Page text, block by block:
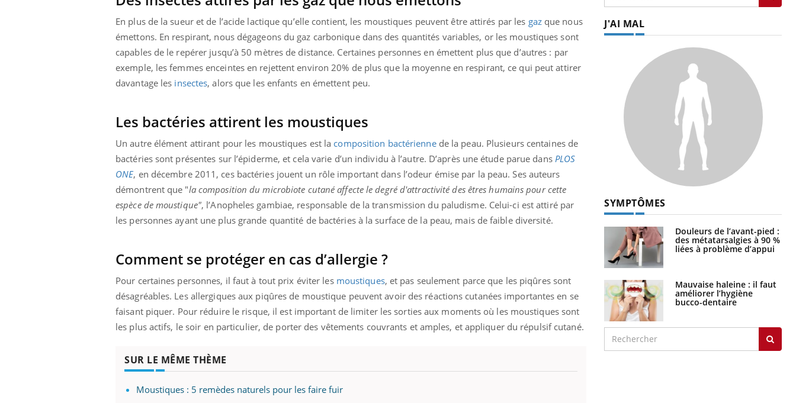
En plus de la sueur et de l’acide lactique qu’elle contient, les moustiques peuvent être attirés par les gazque nous
émettons. En respirant, nous dégageons du gaz carbonique dans des quantités variables, or les moustiques sont
capables de le repérer jusqu’à 50 mètres de distance. Certaines personnes en émettent plus que d’autres : par
exemple, les femmes enceintes en rejettent environ 20% de plus que la moyenne en respirant, ce qui peut attirer
davantage les insectes, alors que les enfants en émettent peu.
Les bactéries attirent les moustiques
Un autre élément attirant pour les moustiques est la composition bactériennede la peau. Plusieurs centaines de
bactéries sont présentes sur l’épiderme, et cela varie d’un individu à l’autre. D’après une étude parue dans PLOS
ONE, en décembre 2011, ces bactéries jouent un rôle important dans l’odeur émise par la peau. Ses auteurs
démontrent que "la composition du microbiote cutané affecte le degré d'attractivité des êtres humains pour cette
espèce de moustique", l’Anopheles gambiae, responsable de la transmission du paludisme. Celui-ci est attiré par
les personnes ayant une plus grande quantité de bactéries à la surface de la peau, mais de faible diversité.
Comment se protéger en cas d’allergie ?
Pour certaines personnes, il faut à tout prix éviter les moustiques, et pas seulement parce que les piqûres sont
désagréables. Les allergiques aux piqûres de moustique peuvent avoir des réactions cutanées importantes en se
faisant piquer. Pour réduire le risque, il est important de limiter les sorties aux moments où les moustiques sont
les plus actifs, le soir en particulier, de porter des vêtements couvrants et amples, et appliquer du répulsif cutané.
SUR LE MÊME THÈME
Moustiques : 5 remèdes naturels pour les faire fuir
J'AI MAL
SYMPTÔMES
Douleurs de l’avant-pied :
des métatarsalgies à 90 %
liées à problème d’appui
Mauvaise haleine : il faut
améliorer l’hygiène
bucco-dentaire